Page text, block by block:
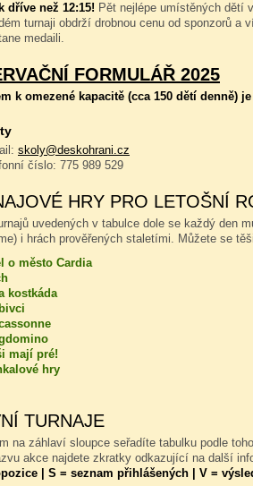
dříve než 12:15! Pět nejlépe umístěných dětí v
turnaji obdrží drobnou cenu od sponzorů a
medaili.
FORMULÁŘ 2025
k omezené kapacitě (cca 150 dětí denně)
skoly@deskohrani.cz
číslo: 775 989 529
HRY PRO LETOŠNÍ
uvedených v tabulce dole se každý den
i hrách prověřených staletími. Můžete se
o město Cardia
kostkáda
mají pré!
hry
TURNAJE
na záhlaví sloupce seřadíte tabulku podle
akce najdete zkratky odkazující na další
| S = seznam přihlášených | V =